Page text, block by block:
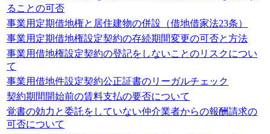
ることの可否
事業用定期借地権と居住建物の併設（借地借家法23条）
事業用定期借地権設定契約の存続期間変更の可否と方法
事業用借地権設定契約の登記をしないことのリスクについ
て
事業用借地件設定契約公正証書のリーガルチェック
契約期間開始前の賃料支払の要否について
覚書の効力と委託をしていない仲介業者からの報酬請求の
可否について